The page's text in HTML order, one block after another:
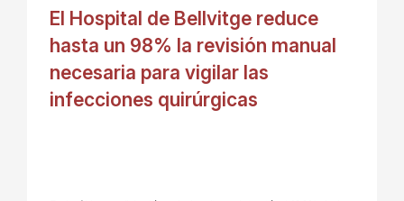
El Hospital de Bellvitge reduce
hasta un 98% la revisión manual
necesaria para vigilar las
infecciones quirúrgicas